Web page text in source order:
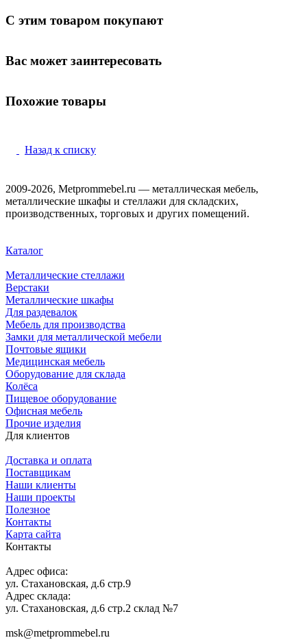
С этим товаром покупают
Вас может заинтересовать
Похожие товары
Назад к списку
2009-2026, Metprommebel.ru — металлическая мебель,
металлические шкафы и стеллажи для складских,
производственных, торговых и других помещений.
Каталог
Металлические стеллажи
Верстаки
Металлические шкафы
Для раздевалок
Мебель для производства
Замки для металлической мебели
Почтовые ящики
Медицинская мебель
Оборудование для склада
Колёса
Пищевое оборудование
Офисная мебель
Прочие изделия
Для клиентов
Доставка и оплата
Поставщикам
Наши клиенты
Наши проекты
Полезное
Контакты
Карта сайта
Контакты
Адрес офиса:
ул. Стахановская, д.6 стр.9
Адрес склада:
ул. Стахановская, д.6 стр.2 склад №7
msk@metprommebel.ru